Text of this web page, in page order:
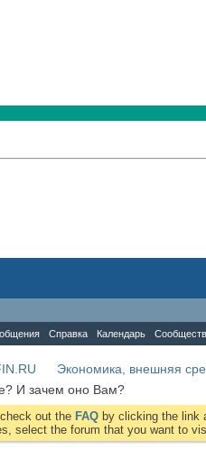
Справка Календарь
Экономика, внешняя
И зачем оно Вам?
out the FAQ by clicking the link
select the forum that you want to